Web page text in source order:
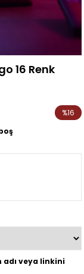
16 Renk
%16
adı veya linkini